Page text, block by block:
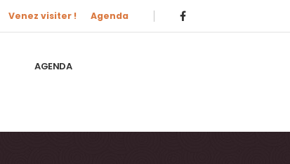
Venez visiter ! Agenda
AGENDA